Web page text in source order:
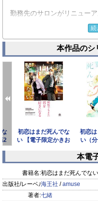
勤務先のサロンがリニュー
することになった人気上昇
乗車率120％の満員電車、
てある程度処世術が身につ
あまりのキツさに昔の泣き
そんな時、高校時代の初恋
あの頃と変わらない明るく
好きだった気持ちと苦い思
続
本作品のシ
な
2
初恋はまだ死んでな
い 【電子限定かきお
初恋
い（
本電
書籍名:初恋はまだ死んでな
出版社/レーベル:海王社 /amuse
著者:七緒